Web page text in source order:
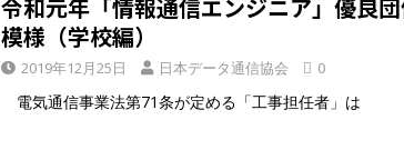
令和元年「情報通信エンジニア」優良
模様（学校編）
2019年12月25日 日本データ通信協会 0
電気通信事業法第71条が定める「工事担任者」は